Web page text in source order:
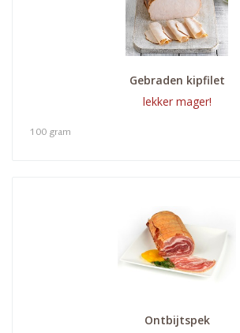
Gebraden kipfilet
lekker mager!
100 gram
Ontbijtspek